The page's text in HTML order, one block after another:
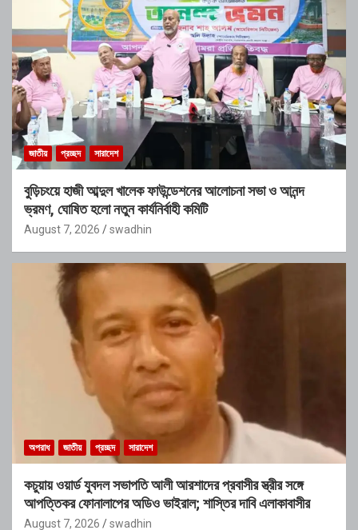
জাতীয় প্রচ্ছদ সারাদেশ
বুড়িচংয়ে হাজী আব্দুল খালেক ফাউন্ডেশনের আলোচনা সভা ও আনন্দ
ভ্রমণ, ঘোষিত হলো নতুন কার্যনির্বাহী কমিটি
August 7, 2026 swadhin
অপরাধ জাতীয় প্রচ্ছদ সারাদেশ
কচুয়ায় ওয়ার্ড যুবদল সভাপতি আলী আরশাদের প্রবাসীর স্ত্রীর সঙ্গে
আপত্তিকর ফোনালাপের অডিও ভাইরাল; শাস্তির দাবি এলাকাবাসীর
August 7, 2026 swadhin